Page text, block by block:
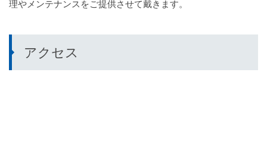
理やメンテナンスをご提供させて戴きます。
アクセス